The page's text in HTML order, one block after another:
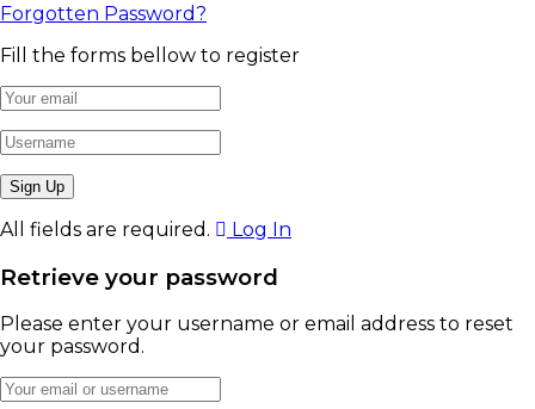
Forgotten Password?
Fill the forms bellow to register
All fields are required. Log In
Retrieve your password
Please enter your username or email address to reset
your password.